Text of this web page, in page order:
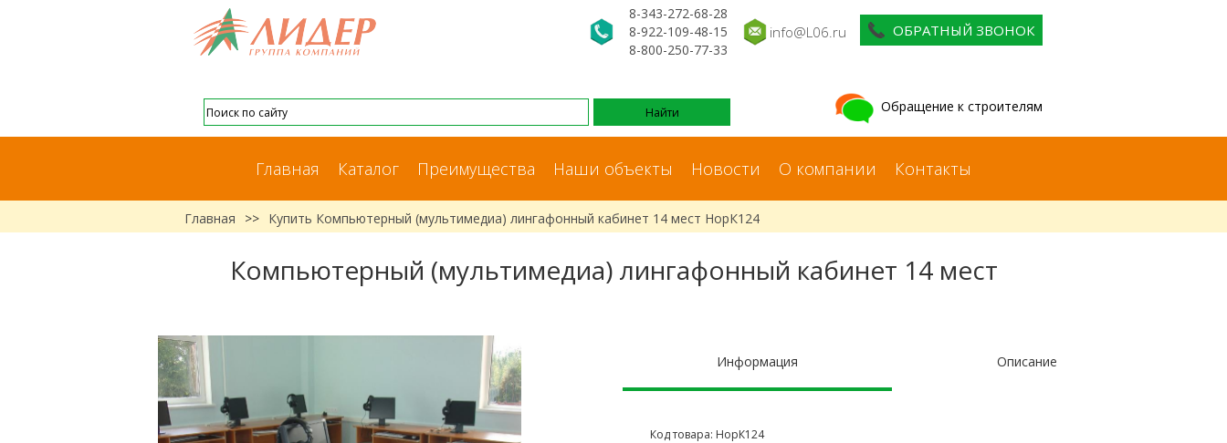
8-343-272-68-28
8-922-109-48-15
8-800-250-77-33
info@L06.ru ОБРАТНЫЙ ЗВОНОК
Обращение к строителям
Главная Каталог Преимущества Наши объекты Новости О компании Контакты
Главная >> Купить Компьютерный (мультимедиа) лингафонный кабинет 14 мест НорК124
Компьютерный (мультимедиа) лингафонный кабинет 14 мест
Информация Описание
Код товара: НорК124